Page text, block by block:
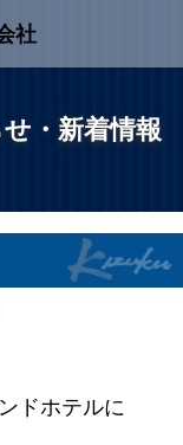
・新着情報
社
ドホテルに